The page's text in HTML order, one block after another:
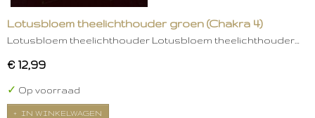
Lotusbloem theelichthouder groen (Chakra 4)
Lotusbloem theelichthouder Lotusbloem theelichthouder…
€ 12,99
✓ Op voorraad
IN WINKELWAGEN